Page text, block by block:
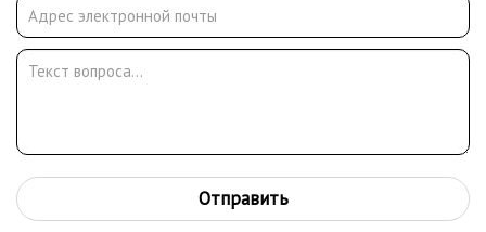
Отправить